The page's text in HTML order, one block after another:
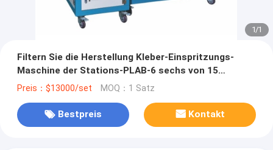
1/1
Filtern Sie die Herstellung Kleber-Einspritzungs-
Maschine der Stations-PLAB-6 sechs von 15
PC/Minute
Preis：$13000/set MOQ：1 Satz
Bestpreis Kontakt